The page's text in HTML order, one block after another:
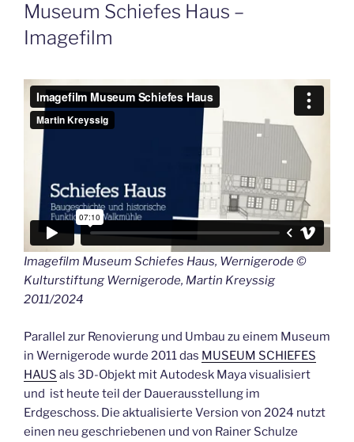
AM
Museum Schiefes Haus –
Imagefilm
Imagefilm Museum Schiefes Haus, Wernigerode ©
Kulturstiftung Wernigerode, Martin Kreyssig
2011/2024
Parallel zur Renovierung und Umbau zu einem Museum
in Wernigerode wurde 2011 das MUSEUM SCHIEFES
HAUS als 3D-Objekt mit Autodesk Maya visualisiert
und ist heute teil der Dauerausstellung im
Erdgeschoss. Die aktualisierte Version von 2024 nutzt
einen neu geschriebenen und von Rainer Schulze